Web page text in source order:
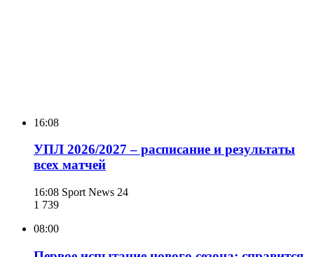
16:08
УПЛ 2026/2027 – расписание и результаты
всех матчей
16:08 Sport News 24
1 739
08:00